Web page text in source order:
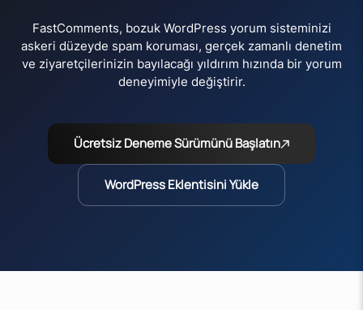
FastComments, bozuk WordPress yorum sisteminizi
askeri düzeyde spam koruması, gerçek zamanlı denetim
ve ziyaretçilerinizin bayılacağı yıldırım hızında bir yorum
deneyimiyle değiştirir.
Ücretsiz Deneme Sürümünü Başlatın
WordPress Eklentisini Yükle